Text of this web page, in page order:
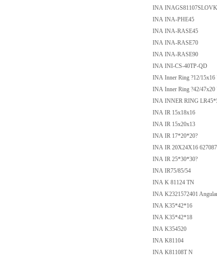
INA
INA INA-PHE45
INA INA-RASE45
INA INA-RASE70
INA INA-RASE90
INA INI-CS-40TP-QD
INA Inner Ring ?12/
INA Inner Ring ?42/
INA INNER RING
INA IR 15x18x16
INA IR 15x20x13
INA IR 17*20*20?
INA IR 20X24X16
INA IR 25*30*30?
INA IR75/85/54
INA K 81124 TN
INA K2321572401
INA K35*42*16
INA K35*42*18
INA K354520
INA K81104
INA K81108T N